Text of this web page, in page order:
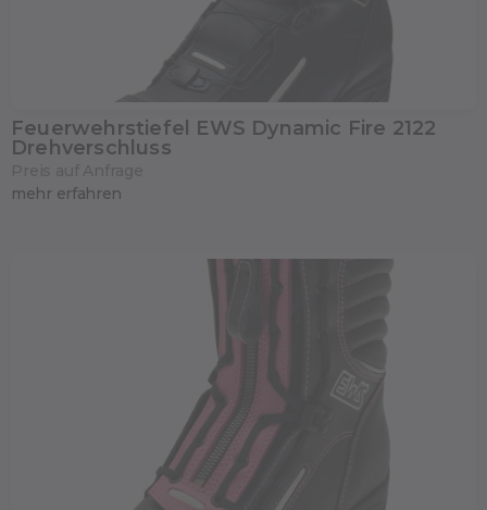
Feuerwehrstiefel EWS Dynamic Fire 2122
Drehverschluss
mehr erfahren